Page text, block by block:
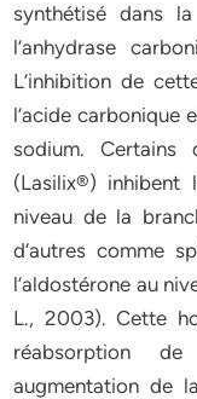
synthétisé dans
l’anhydrase
L’inhibition de
l’acide carbonique
sodium. Certains
(Lasilix®) inhibent
niveau de la
d’autres comme
l’aldostérone au
L., 2003). Cette
réabsorption
augmentation de